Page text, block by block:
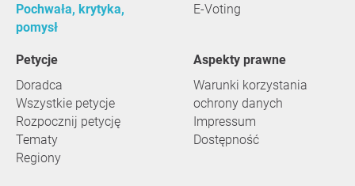
Pochwała, krytyka,
pomysł
E-Voting
Petycje
Doradca
Wszystkie petycje
Rozpocznij petycję
Tematy
Regiony
Aspekty prawne
Warunki korzystania
ochrony danych
Impressum
Dostępność